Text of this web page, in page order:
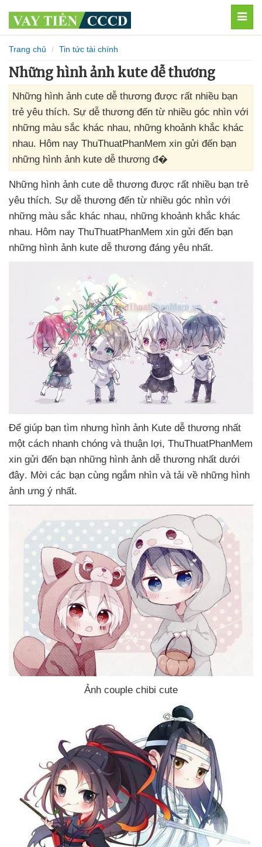
Trang chủ Tin tức tài chính
Những hình ảnh kute dễ thương
Những hình ảnh cute dễ thương được rất nhiều bạn
trẻ yêu thích. Sự dễ thương đến từ nhiều góc nhìn với
những màu sắc khác nhau, những khoảnh khắc khác
nhau. Hôm nay ThuThuatPhanMem xin gửi đến bạn
những hình ảnh kute dễ thương đ�
Những hình ảnh cute dễ thương được rất nhiều bạn trẻ
yêu thích. Sự dễ thương đến từ nhiều góc nhìn với
những màu sắc khác nhau, những khoảnh khắc khác
nhau. Hôm nay ThuThuatPhanMem xin gửi đến bạn
những hình ảnh kute dễ thương đáng yêu nhất.
Để giúp bạn tìm nhưng hình ảnh Kute dễ thương nhất
một cách nhanh chóng và thuận lợi, ThuThuatPhanMem
xin gửi đến bạn những hình ảnh dễ thương nhất dưới
đây. Mời các bạn cùng ngắm nhìn và tải về những hình
ảnh ưng ý nhất.
Ảnh couple chibi cute